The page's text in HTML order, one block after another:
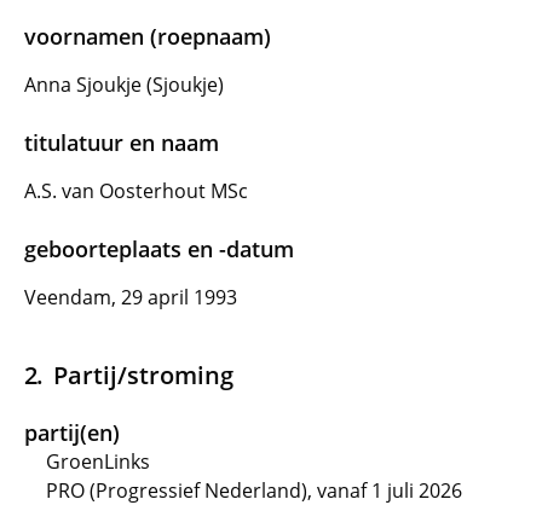
voornamen (roepnaam)
Anna Sjoukje (Sjoukje)
titulatuur en naam
A.S. van Oosterhout MSc
geboorteplaats en -datum
Veendam, 29 april 1993
Partij/stroming
partij(en)
GroenLinks
PRO (Progressief Nederland), vanaf 1 juli 2026